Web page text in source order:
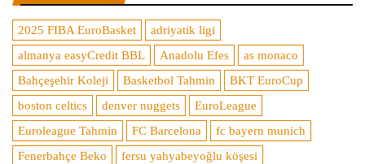
2025 FIBA EuroBasket
adriyatik ligi
almanya easyCredit BBL
Anadolu Efes
as monaco
Bahçeşehir Koleji
Basketbol Tahmin
BKT EuroCup
boston celtics
denver nuggets
EuroLeague
Euroleague Tahmin
FC Barcelona
fc bayern munich
Fenerbahçe Beko
fersu yahyabeyoğlu köşesi